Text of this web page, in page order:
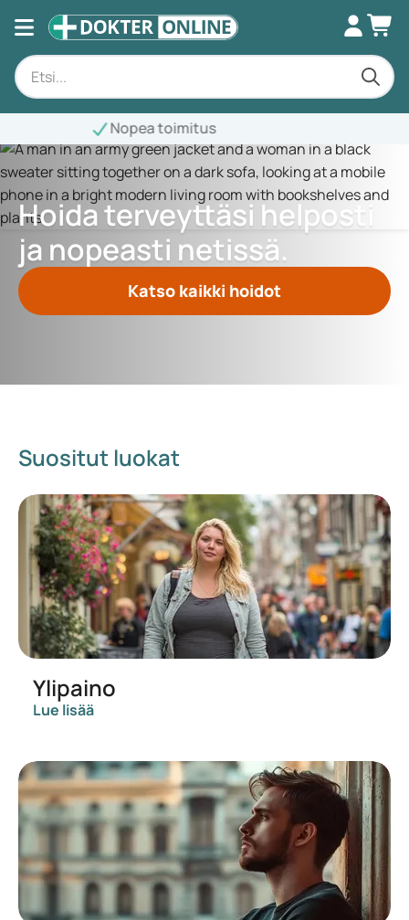
Hoida terveyttäsi helposti
ja nopeasti netissä.
Katso kaikki hoidot
Suositut luokat
Ylipaino
Lue lisää